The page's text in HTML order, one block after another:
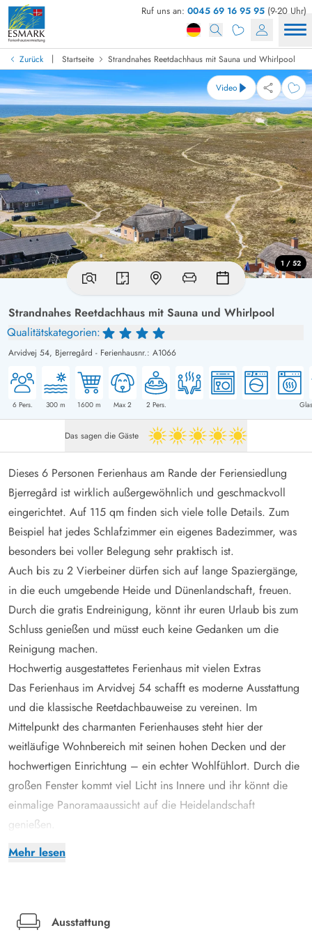
Ruf uns an: 0045 69 16 95 95 (9-20 Uhr)
Zurück | Startseite Strandnahes Reetdachhaus mit Sauna und Whirlpool
Strandnahes Reetdachhaus mit Sauna und Whirlpool
Qualitätskategorien:
Arvidvej 54, Bjerregård - Ferienhausnr.: A1066
6Pers. 300 m 1600 m Max 2 2 Pers.
Video
1 / 52
Das sagen die Gäste 5 von 5
Mehr lesen
Dieses 6 Personen Ferienhaus am Rande der Feriensiedlung
Bjerregård ist wirklich außergewöhnlich und geschmackvoll
eingerichtet. Auf 115 qm finden sich viele tolle Details. Zum
Beispiel hat jedes Schlafzimmer ein eigenes Badezimmer, was
besonders bei voller Belegung sehr praktisch ist.
Auch bis zu 2 Vierbeiner dürfen sich auf lange Spaziergänge,
in die euch umgebende Heide und Dünenlandschaft, freuen.
Durch die gratis Endreinigung, könnt ihr euren Urlaub bis zum
Schluss genießen und müsst euch keine Gedanken um die
Reinigung machen.
Hochwertig ausgestattetes Ferienhaus mit vielen Extras
Das Ferienhaus im Arvidvej 54 schafft es moderne Ausstattung
und die klassische Reetdachbauweise zu vereinen. Im
Mittelpunkt des charmanten Ferienhauses steht hier der
weitläufige Wohnbereich mit seinen hohen Decken und der
hochwertigen Einrichtung – ein echter Wohlfühlort. Durch die
großen Fenster kommt viel Licht ins Innere und ihr könnt die
einmalige Panoramaaussicht auf die Heidelandschaft
genießen.
Kuschelt euch gemütlich auf die Couch und trinkt gemeinsam
vom Sofa als auch vom Essbereich aus. Ergänzend wurde im
Ausstattung